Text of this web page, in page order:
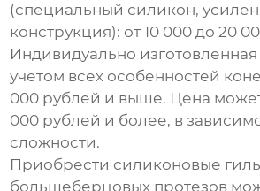
(специальный силикон,
конструкция): от 10 000 до 20
Индивидуально изготовленная
учетом всех особенностей
000 рублей и выше. Цена
000 рублей и более, в
сложности.
Приобрести силиконовые
большеберцовых протезов